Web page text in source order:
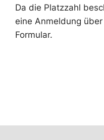
Da die Platzzahl
eine Anmeldung
Formular.